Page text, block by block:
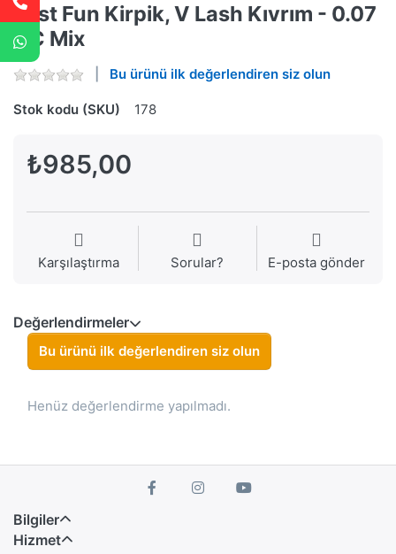
Fast Fun Kirpik, V Lash Kıvrım - 0.07
CC Mix
Bu ürünü ilk değerlendiren siz olun
Stok kodu (SKU) 178
₺985,00
Karşılaştırma Sorular? E-posta gönder
Değerlendirmeler
Bu ürünü ilk değerlendiren siz olun
Henüz değerlendirme yapılmadı.
Bilgiler
Hizmet